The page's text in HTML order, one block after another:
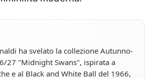
ha svelato la collezione Autunno-
27 "Midnight Swans", ispirata a
e al Black and White Ball del 1966,